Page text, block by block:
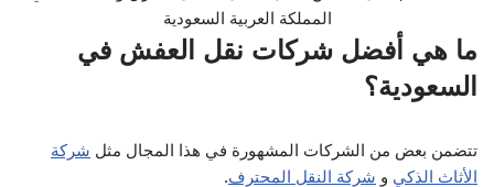
ما هي أفضل شركات نقل العفش في
السعودية؟
تتضمن بعض من الشركات المشهورة في هذا المجال مثل شركة
الأثاث الذكي و شركة النقل المحترف.